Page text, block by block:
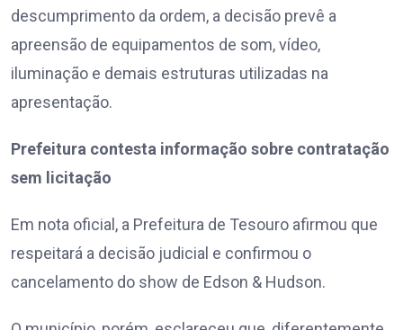
descumprimento da ordem, a decisão prevê a
apreensão de equipamentos de som, vídeo,
iluminação e demais estruturas utilizadas na
apresentação.
Prefeitura contesta informação sobre contratação
sem licitação
Em nota oficial, a Prefeitura de Tesouro afirmou que
respeitará a decisão judicial e confirmou o
cancelamento do show de Edson & Hudson.